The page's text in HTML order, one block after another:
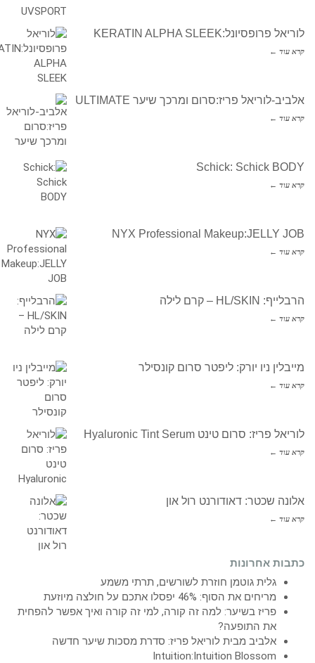
לוריאל פרופסיונל:KERATIN ALPHA SLEEK
קרא עוד ←
אלביב-לוריאל פריז:סרום ומרכך שיער ULTIMATE
קרא עוד ←
Schick: Schick BODY
קרא עוד ←
NYX Professional Makeup:JELLY JOB
קרא עוד ←
הרבלייף: HL/SKIN – קרם לילה
קרא עוד ←
מייבלין ניו יורק: ליפטר סרום קונסילר
קרא עוד ←
לוריאל פריז: סרום טינט Hyaluronic Tint Serum
קרא עוד ←
אלונה שכטר: דאודורנט רול און
קרא עוד ←
כתבות אחרונות
גלית גוטמן חוזרת לשורשים, תרתי משמע
מריחים את הסוף: 46% יפסלו אתכם על חולצה מיוזעת
פריז בשיער: למה זה קורה, למי זה קורה ואיך אפשר להפחית
את התופעה?
אלביב מבית לוריאל פריז: סדרת מסכות שיער חדשה
Intuition:Intuition Blossom